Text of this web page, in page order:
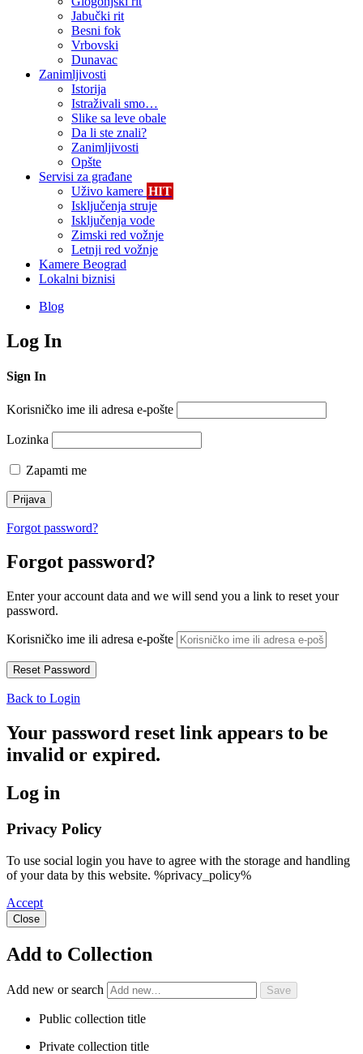
Jabučki rit
Besni fok
Vrbovski
Dunavac
Zanimljivosti
Istorija
Istraživali smo…
Slike sa leve obale
Da li ste znali?
Zanimljivosti
Opšte
Servisi za građane
Uživo kamere HIT
Isključenja struje
Isključenja vode
Zimski red vožnje
Letnji red vožnje
Kamere Beograd
Lokalni biznisi
Blog
Log In
Sign In
Korisničko ime ili adresa e-pošte
Lozinka
Zapamti me
Forgot password?
Forgot password?
Enter your account data and we will send you a link to reset your
password.
Korisničko ime ili adresa e-pošte
Back to Login
Your password reset link appears to be
invalid or expired.
Log in
Privacy Policy
To use social login you have to agree with the storage and handling
of your data by this website. %privacy_policy%
Accept
Close
Add to Collection
Add new or search
Public collection title
Private collection title